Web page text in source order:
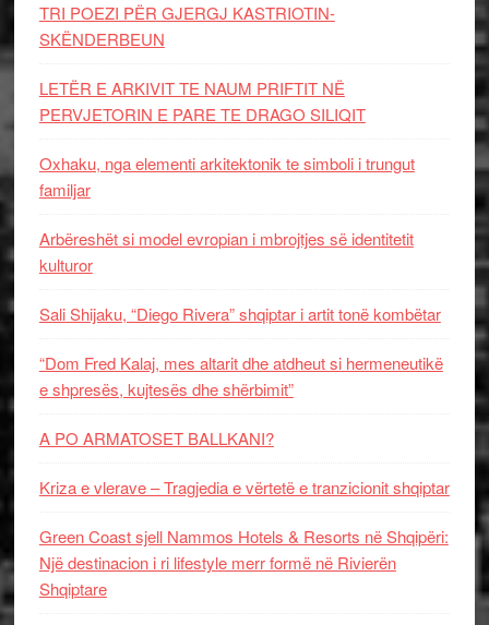
TRI POEZI PËR GJERGJ KASTRIOTIN-
SKËNDERBEUN
LETËR E ARKIVIT TE NAUM PRIFTIT NË
PERVJETORIN E PARE TE DRAGO SILIQIT
Oxhaku, nga elementi arkitektonik te simboli i trungut
familjar
Arbëreshët si model evropian i mbrojtjes së identitetit
kulturor
Sali Shijaku, “Diego Rivera” shqiptar i artit tonë kombëtar
“Dom Fred Kalaj, mes altarit dhe atdheut si hermeneutikë
e shpresës, kujtesës dhe shërbimit”
A PO ARMATOSET BALLKANI?
Kriza e vlerave – Tragjedia e vërtetë e tranzicionit shqiptar
Green Coast sjell Nammos Hotels & Resorts në Shqipëri:
Një destinacion i ri lifestyle merr formë në Rivierën
Shqiptare